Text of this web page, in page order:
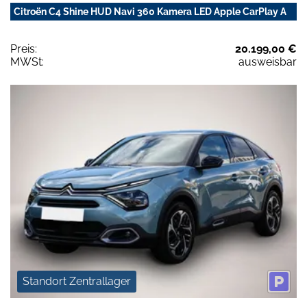
Citroën C4 Shine HUD Navi 360 Kamera LED Apple CarPlay A
Preis:
20.199,00 €
MWSt:
ausweisbar
Standort Zentrallager